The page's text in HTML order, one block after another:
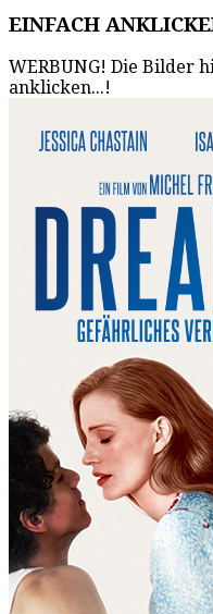
EINFACH
WERBUNG! Die Bilder
anklicken...!